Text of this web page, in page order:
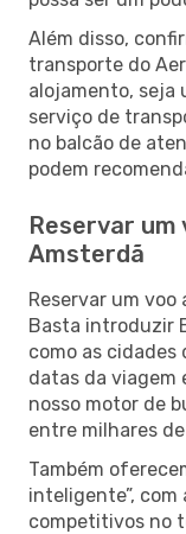
Além disso,
transporte do
alojamento, seja
serviço de
no balcão de
podem
Reservar um
Amsterdã
Reservar um voo
Basta introduzir
como as cidades
datas da viagem
nosso motor de
entre milhares
Também
inteligente”, com
competitivos no